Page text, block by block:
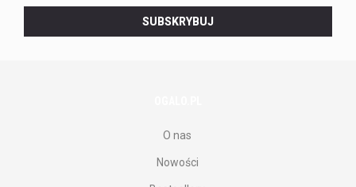
do
newslettera.
SUBSKRYBUJ
O nas
Nowości